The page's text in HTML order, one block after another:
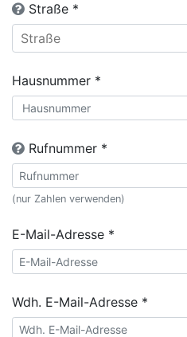
Straße *
Hausnummer *
Rufnummer *
(nur Zahlen verwenden)
E-Mail-Adresse *
Wdh. E-Mail-Adresse *